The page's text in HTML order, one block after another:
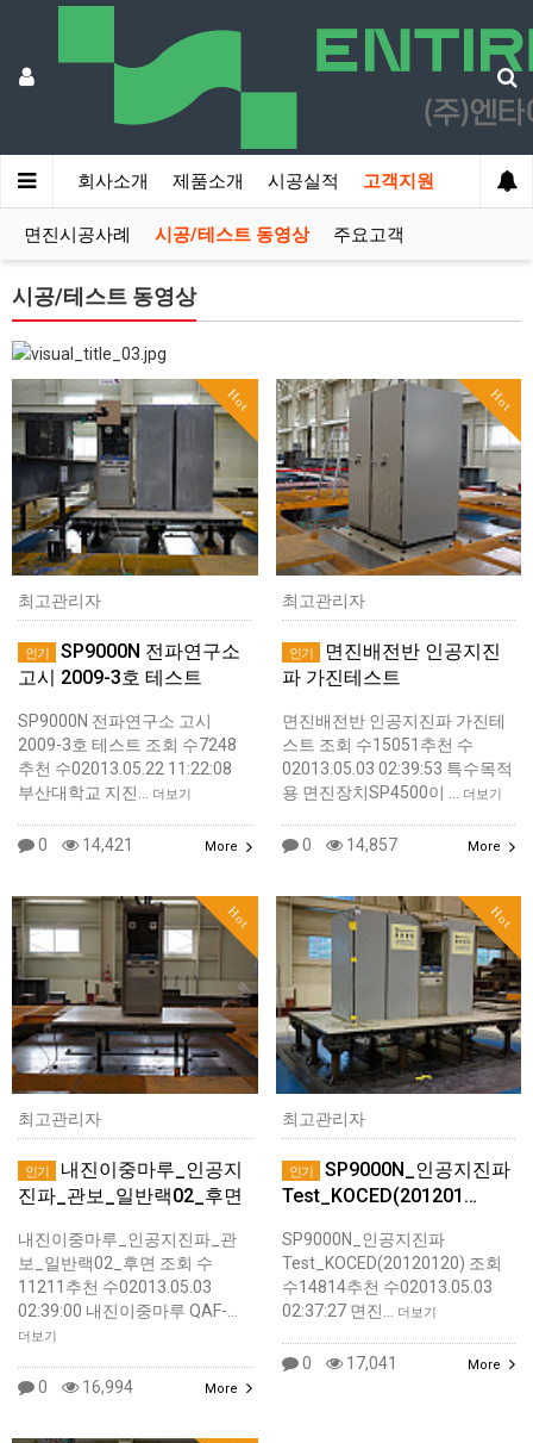
회사소개 제품소개 시공실적 고객지원
면진시공사례 시공/테스트 동영상 주요고객
시공/테스트 동영상
Hot
최고관리자
인기
SP9000N 전파연구소
고시 2009-3호 테스트
SP9000N 전파연구소 고시
2009-3호 테스트 조회 수7248
추천 수02013.05.22 11:22:08
부산대학교 지진… 더보기
0 14,421 More
Hot
최고관리자
인기
면진배전반 인공지진
파 가진테스트
면진배전반 인공지진파 가진테
스트 조회 수15051추천 수
02013.05.03 02:39:53 특수목적
용 면진장치SP4500이 … 더보기
0 14,857 More
Hot
최고관리자
인기
내진이중마루_인공지
진파_관보_일반랙02_후면
내진이중마루_인공지진파_관
보_일반랙02_후면 조회 수
11211추천 수02013.05.03
02:39:00 내진이중마루 QAF-…
더보기
0 16,994 More
Hot
최고관리자
인기
SP9000N_인공지진파
Test_KOCED(201201…
SP9000N_인공지진파
Test_KOCED(20120120) 조회
수14814추천 수02013.05.03
02:37:27 면진…
더보기
0 17,041 More